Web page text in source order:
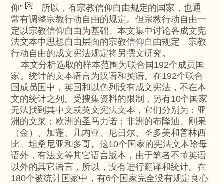
仰” [3] ，所以，有宗教信仰自由规定的国家，也通
常有调整宗教行动自由的规定。但宗教行动自由一
定以宗教信仰自由为基础。本文集中讨论各成文宪
法文本中思想自由层面的宗教信仰自由规定，宗教
行动自由的成文宪法规定将另撰文研究。
本文分析选取的样本范围为联合国192个成员国
家。统计的文本语言为汉语和英语。在192个联合
国成员国中，英国和以色列没有成文宪法，不在本
文的统计之列。受搜集资料的限制，另有10个国家
无法找到其中文或英文宪法文本，它们分别为：亚
洲的文莱；欧洲的圣马力诺；非洲的布隆迪、刚果
（金）、加蓬、几内亚、尼日尔、圣多美和普林西
比、坦桑尼亚和多哥。这10个国家的宪法文本除母
语外，有法文等其它语言版本，由于笔者不懂英语
以外的其它语言，所以，没有进行翻译和统计。在
180个被统计国家中，有6个国家完全没有规定良心